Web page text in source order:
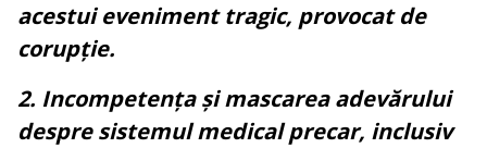
acestui eveniment tragic, provocat de
corupție.
2. Incompetența și mascarea adevărului
despre sistemul medical precar, inclusiv